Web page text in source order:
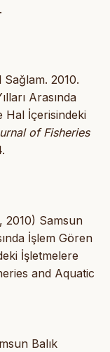
2010.
Arasında
Hal İçerisindeki
of Fisheries
2010) Samsun
İşlem Gören
İşletmelere
and Aquatic
Balık